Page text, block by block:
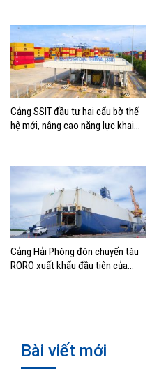
Cảng SSIT đầu tư hai cẩu bờ thế
hệ mới, nâng cao năng lực khai
Cảng Hải Phòng đón chuyến tàu
RORO xuất khẩu đầu tiên của
Bài viết mới